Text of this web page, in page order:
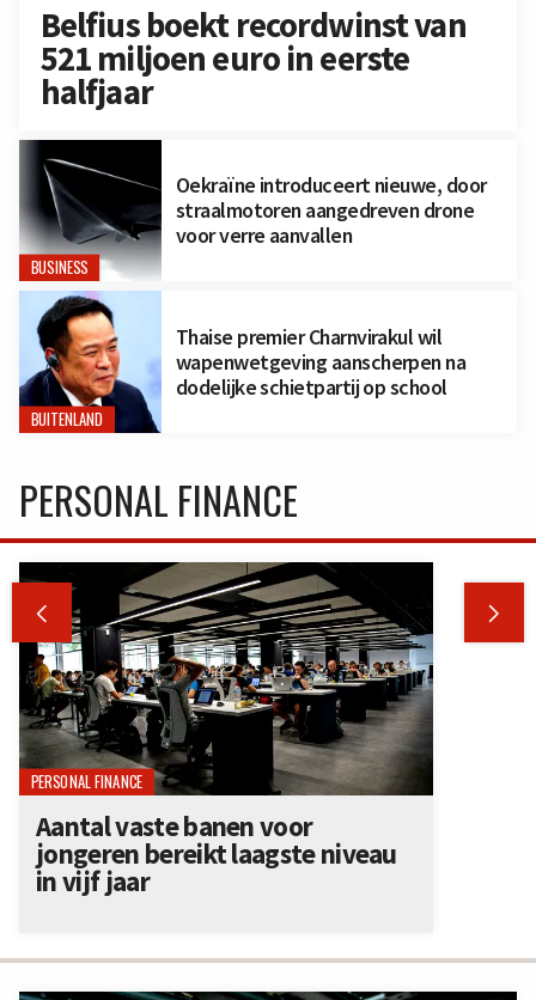
Belfius boekt recordwinst van
521 miljoen euro in eerste
halfjaar
BUSINESS
Oekraïne introduceert nieuwe, door
straalmotoren aangedreven drone
voor verre aanvallen
BUITENLAND
Thaise premier Charnvirakul wil
wapenwetgeving aanscherpen na
dodelijke schietpartij op school
PERSONAL FINANCE
 
PERSONAL FINANCE
Aantal vaste banen voor
jongeren bereikt laagste niveau
in vijf jaar